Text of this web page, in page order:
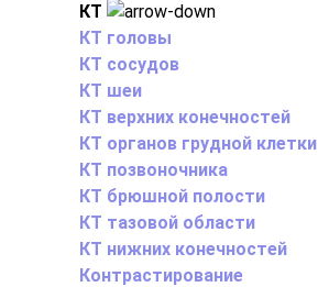
КТ
КТ головы
КТ сосудов
КТ шеи
КТ верхних конечностей
КТ органов грудной клетки
КТ позвоночника
КТ брюшной полости
КТ тазовой области
КТ нижних конечностей
Контрастирование